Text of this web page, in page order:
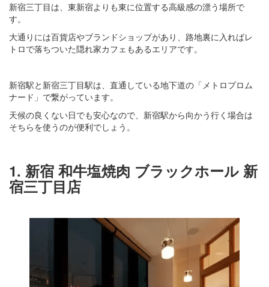
新宿三丁目は、東新宿よりも東に位置する高級感の漂う場所で
す。
大通りには百貨店やブランドショップがあり、路地裏に入ればレ
トロで落ちついた隠れ家カフェもあるエリアです。
新宿駅と新宿三丁目駅は、直通している地下道の「メトロプロム
ナード」で繋がっています。
天候の良くない日でも安心なので、新宿駅から向かう行く場合は
そちらを使うのが便利でしょう。
1. 新宿 和牛塩焼肉 ブラックホール 新
宿三丁目店